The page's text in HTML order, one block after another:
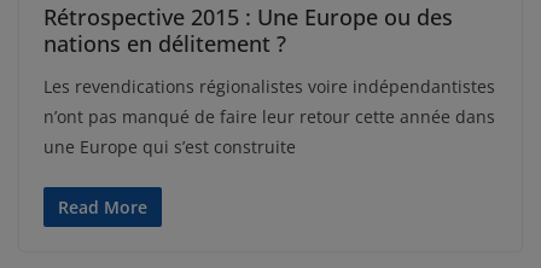
Rétrospective 2015 : Une Europe ou des
nations en délitement ?
Les revendications régionalistes voire indépendantistes
n’ont pas manqué de faire leur retour cette année dans
une Europe qui s’est construite
Read More